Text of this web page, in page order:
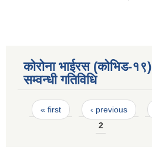
कोरोना भाईरस (कोभिड-१९)
सम्वन्धी गतिविधि
Pages
« first ‹ previous
2